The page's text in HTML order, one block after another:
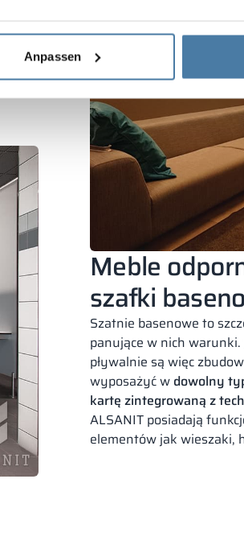
Anpassen
Meble
szafki
Szatnie basenowe to
panujące w nich warunki.
pływalnie są więc
wyposażyć w dowolny
kartę zintegrowaną z
ALSANIT posiadają
elementów jak wieszaki,